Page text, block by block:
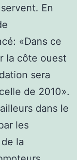
En
«Dans ce
la côte ouest
sera
de 2010».
dans le
les
la